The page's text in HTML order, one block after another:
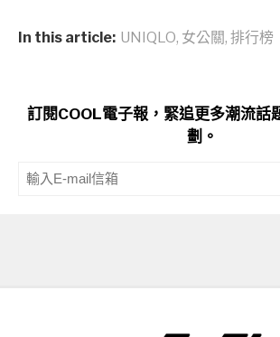
In this article: UNIQLO, 女公關, 排行榜
訂閱COOL電子報，緊追更多潮流話
劃。